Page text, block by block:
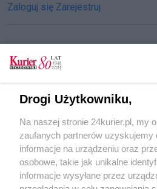
Zaloguj się Zarejestruj
CZYTAJ TAKŻE
Szkolą ratowników
atak agresywnego pacjenta
Policjanci szkolili kobiety w
[GALERIA]
POGODA
Drogi Użytkowniku,
Na naszej stronie 24kurier.pl, my
zaufanych partnerów
informacje na urządzeniu oraz
osobowe, takie jak unikalne
informacje wysyłane przez